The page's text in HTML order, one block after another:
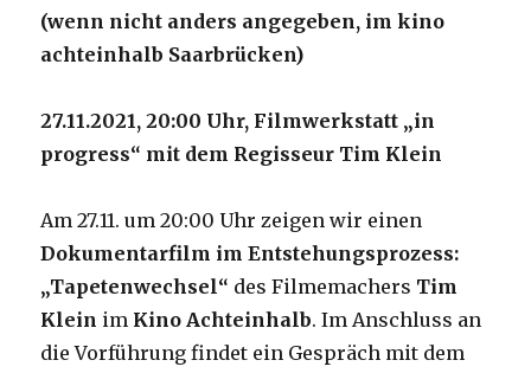
(wenn nicht anders angegeben, im kino
achteinhalb Saarbrücken)
27.11.2021, 20:00 Uhr, Filmwerkstatt „in
progress“ mit dem Regisseur Tim Klein
Am 27.11. um 20:00 Uhr zeigen wir einen
Dokumentarfilm im Entstehungsprozess:
„Tapetenwechsel“ des Filmemachers Tim
Klein im Kino Achteinhalb. Im Anschluss an
die Vorführung findet ein Gespräch mit dem